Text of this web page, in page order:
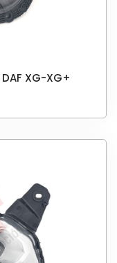
DAF XG-XG+